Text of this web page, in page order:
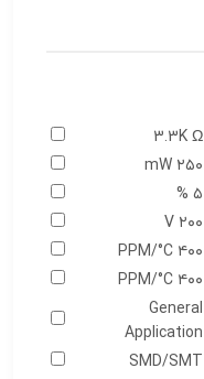
3.3K Ω
۲۵۰ mW
۵ %
۲۰۰ V
۴۰۰ PPM/°C
۴۰۰ PPM/°C
General
Application
SMD/SMT